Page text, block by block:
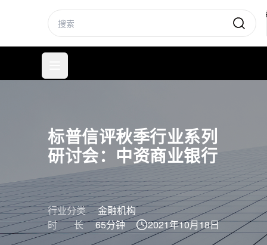
标普信评
标普信评秋季行业系列
研讨会：中资商业银行
行业分类
金融机构
时 长
65分钟 2021年10月18日